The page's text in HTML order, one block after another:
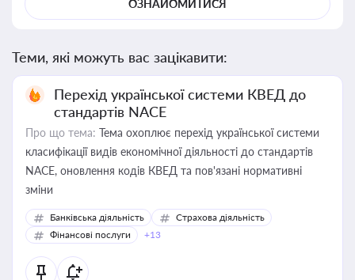
ОЗНАЙОМИТИСЯ
Теми, які можуть вас зацікавити:
Перехід української системи КВЕД до
стандартів NACE
Про що тема: Тема охоплює перехід української системи
класифікації видів економічної діяльності до стандартів
NACE, оновлення кодів КВЕД та пов'язані нормативні
зміни
Банківська діяльність
Страхова діяльність
Фінансові послуги
+13